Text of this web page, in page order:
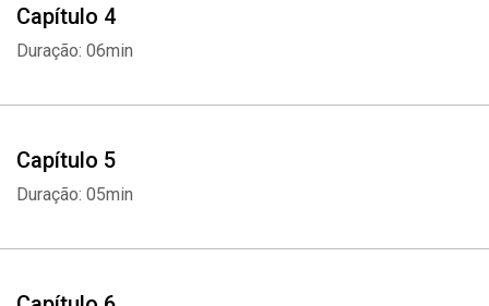
Capítulo 4
Duração: 06min
Capítulo 5
Duração: 05min